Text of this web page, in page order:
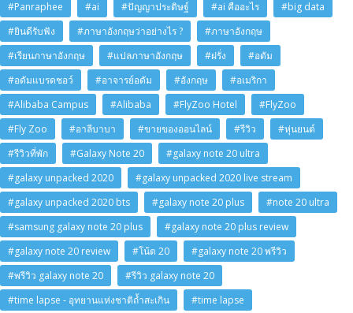
#Panraphee
#ai #ปัญญาประดิษฐ์ #ai คืออะไร
#big data
#ยินดีรับฟัง
#ภาษาอังกฤษว่าอย่างไร ?
#ภาษาอังกฤษ
#เรียนภาษาอังกฤษ
#แปลภาษาอังกฤษ #ฝรั่ง
#อดัม
#อดัมแบรดชอว์
#อาจารย์อดัม #อังกฤษ
#อเมริกา
#Alibaba Campus
#Alibaba #FlyZoo Hotel
#FlyZoo
#Fly Zoo
#อาลีบาบา #ขายของออนไลน์ #รีวิว
#หุ่นยนต์
#รีวิวที่พัก
#Galaxy Note 20
#galaxy note 20 ultra
#galaxy unpacked 2020
#galaxy unpacked 2020 live stream
#galaxy unpacked 2020 bts
#galaxy note 20 plus
#note 20 ultra
#samsung galaxy note 20 plus
#galaxy note 20 plus review
#galaxy note 20 review
#โน้ต 20
#galaxy note 20 พรีวิว
#พรีวิว galaxy note 20
#รีวิว galaxy note 20
#time lapse - อุทยานแห่งชาติถ้ำสะเกิน
#time lapse